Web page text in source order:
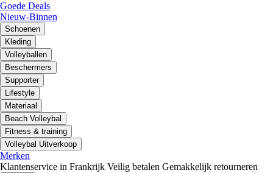
Goede Deals
Nieuw-Binnen
Schoenen
Kleding
Volleyballen
Beschermers
Supporter
Lifestyle
Materiaal
Beach Volleybal
Fitness & training
Volleybal Uitverkoop
Merken
Klantenservice in Frankrijk Veilig betalen Gemakkelijk retourneren